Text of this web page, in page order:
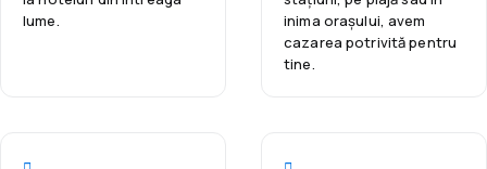
șederea mai plăcută. Micul dejun tip bufet inclus în prețul
camerei este o modalitate excelentă de a începe ziua.
lume.
inima orașului, avem
cazarea potrivită pentru
tine.